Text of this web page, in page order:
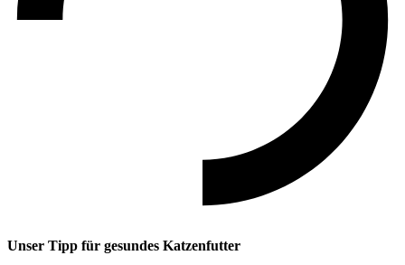
Unser Tipp für gesundes Katzenfutter